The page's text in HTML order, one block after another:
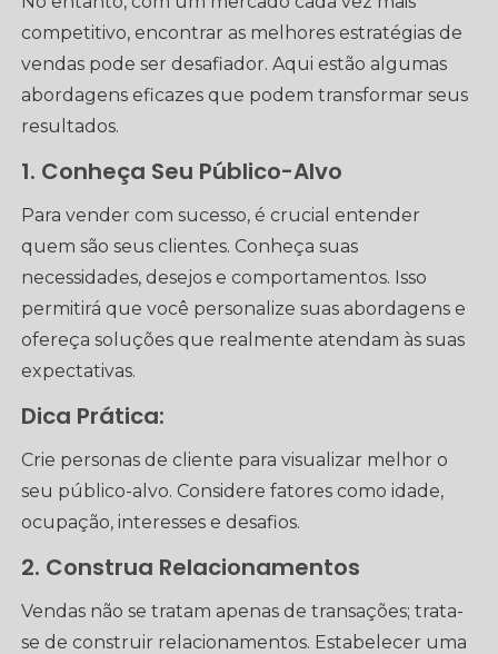
competitivo, encontrar as melhores estratégias de
vendas pode ser desafiador. Aqui estão algumas
abordagens eficazes que podem transformar seus
resultados.
1. Conheça Seu Público-Alvo
Para vender com sucesso, é crucial entender
quem são seus clientes. Conheça suas
necessidades, desejos e comportamentos. Isso
permitirá que você personalize suas abordagens e
ofereça soluções que realmente atendam às suas
expectativas.
Dica Prática:
Crie personas de cliente para visualizar melhor o
seu público-alvo. Considere fatores como idade,
ocupação, interesses e desafios.
2. Construa Relacionamentos
Vendas não se tratam apenas de transações; trata-
se de construir relacionamentos. Estabelecer uma